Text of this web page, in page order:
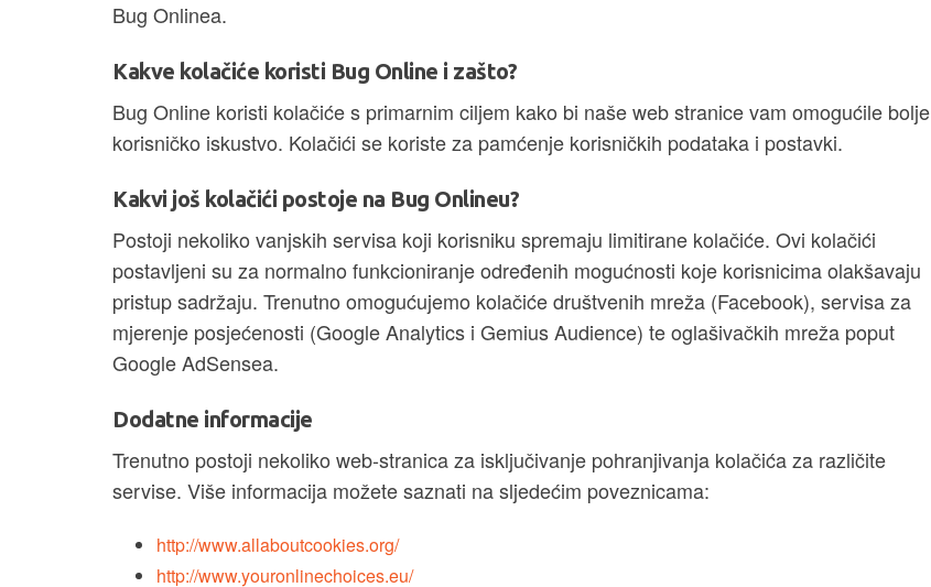
Bug Onlinea.
Kakve kolačiće koristi Bug Online i zašto?
Bug Online koristi kolačiće s primarnim ciljem kako bi naše web stranice vam omogućile bolje
korisničko iskustvo. Kolačići se koriste za pamćenje korisničkih podataka i postavki.
Kakvi još kolačići postoje na Bug Onlineu?
Postoji nekoliko vanjskih servisa koji korisniku spremaju limitirane kolačiće. Ovi kolačići
postavljeni su za normalno funkcioniranje određenih mogućnosti koje korisnicima olakšavaju
pristup sadržaju. Trenutno omogućujemo kolačiće društvenih mreža (Facebook), servisa za
mjerenje posjećenosti (Google Analytics i Gemius Audience) te oglašivačkih mreža poput
Google AdSensea.
Dodatne informacije
Trenutno postoji nekoliko web-stranica za isključivanje pohranjivanja kolačića za različite
servise. Više informacija možete saznati na sljedećim poveznicama:
http://www.allaboutcookies.org/
http://www.youronlinechoices.eu/